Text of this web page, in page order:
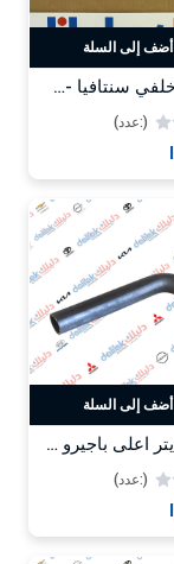
أضف إلى السلة
كوع ماء خلفي سنتافيا -كيا سورنتو 2012 3.5 -HF
(:عدد)
أضف إلى السلة
جوين راديتر اعلى باجيرو 2005-2016 OEM R404869
(:عدد)